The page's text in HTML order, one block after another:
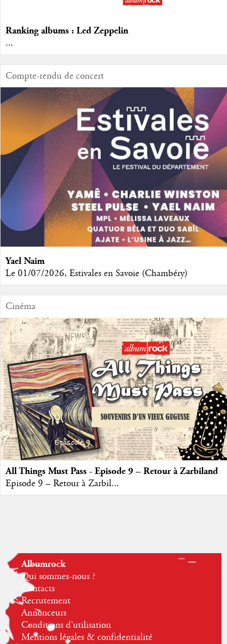
Ranking albums : Led Zeppelin
...
Compte-rendu de concert
Yael Naim
Le 01/07/2026, Estivales en Savoie (Chambéry)
Cinéma
All Things Must Pass - Episode 9 – Retour à Zarbiland
Episode 9 – Retour à Zarbil...
Albumrock
Qui sommes-nous ?
Contacts
Recrutement
Annonceurs
Conditions d'utilisation
Mentions légales & confidentialité